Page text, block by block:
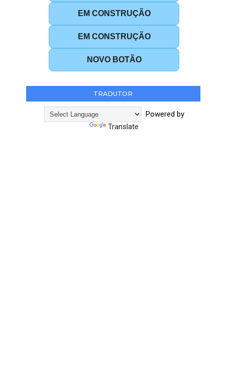
EM CONSTRUÇÃO
EM CONSTRUÇÃO
NOVO BOTÃO
TRADUTOR
Powered by
Translate